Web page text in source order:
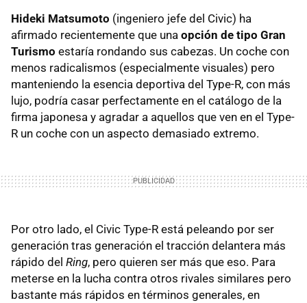
Hideki Matsumoto (ingeniero jefe del Civic) ha
afirmado recientemente que una opción de tipo Gran
Turismo estaría rondando sus cabezas. Un coche con
menos radicalismos (especialmente visuales) pero
manteniendo la esencia deportiva del Type-R, con más
lujo, podría casar perfectamente en el catálogo de la
firma japonesa y agradar a aquellos que ven en el Type-
R un coche con un aspecto demasiado extremo.
Por otro lado, el Civic Type-R está peleando por ser
generación tras generación el tracción delantera más
rápido del Ring, pero quieren ser más que eso. Para
meterse en la lucha contra otros rivales similares pero
bastante más rápidos en términos generales, en